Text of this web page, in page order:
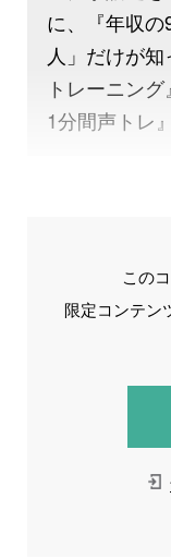
に、『年収
人」だけが
トレーニン
1分間声トレ』
この
限定コンテン